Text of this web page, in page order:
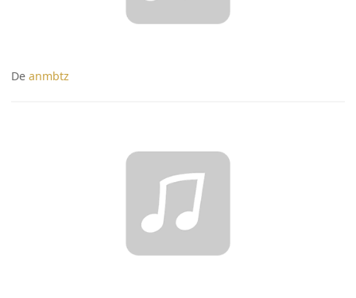
Deanmbtz